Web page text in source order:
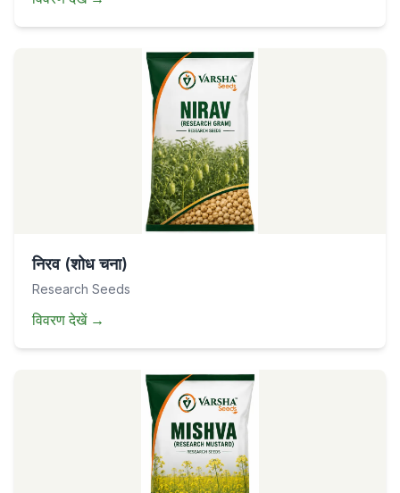
निरव (शोध चना)
Research Seeds
विवरण देखें→